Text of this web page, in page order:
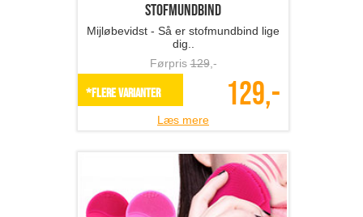
Stofmundbind
Mijløbevidst - Så er stofmundbind lige
dig..
Førpris129,-
*Flere varianter 129,-
Læs mere